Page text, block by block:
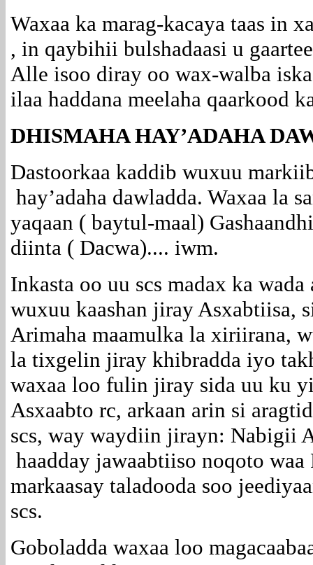
Waxaa ka marag-kacaya taas in
, in qaybihii bulshadaasi u
Alle isoo diray oo wax-walba
ilaa haddana meelaha qaarkood
DHISMAHA HAY’ADAHA
Dastoorkaa kaddib wuxuu
hay’adaha dawladda. Waxaa la
yaqaan ( baytul-maal)
diinta ( Dacwa).... iwm.
Inkasta oo uu scs madax ka wada
wuxuu kaashan jiray Asxabtiisa,
Arimaha maamulka la xiriirana,
la tixgelin jiray khibradda iyo
waxaa loo fulin jiray sida uu ku
Asxaabto rc, arkaan arin si
scs, way waydiin jirayn: Nabigii
haadday jawaabtiiso noqoto
markaasay taladooda soo
scs.
Goboladda waxaa loo